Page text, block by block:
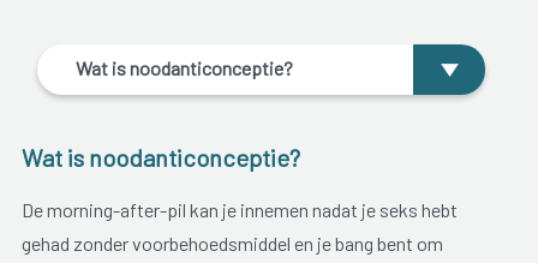
Wat is noodanticonceptie?
Wat is noodanticonceptie?
De morning-after-pil kan je innemen nadat je seks hebt
gehad zonder voorbehoedsmiddel en je bang bent om